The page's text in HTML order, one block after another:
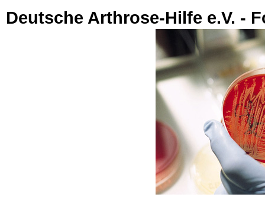
Deutsche Arthrose-Hilfe e.V. -